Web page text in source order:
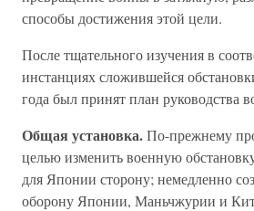
способы достижения этой цели.
После тщательного изучения в
инстанциях сложившейся
года был принят план руководства
Общая установка.По-прежнему
целью изменить военную
для Японии сторону; немедленно
оборону Японии, Маньчжурии и